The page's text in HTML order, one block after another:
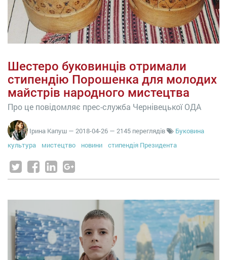
Шестеро буковинців отримали
стипендію Порошенка для молодих
майстрів народного мистецтва
Про це повідомляє прес-служба Чернівецької ОДА
Ірина Капуш — 2018-04-26 — 2145 переглядів
Буковина
культура
мистецтво новини стипендія Президента